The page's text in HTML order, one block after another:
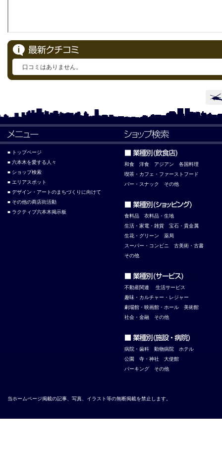
口コミはありません。
■ トップページ
■ 六本木を愛する人々
■ ショップ検索
■ エリアスポット
■ デザイン・アートのまちづくりに向けて
■ その他の商店街活動
■ ラクティブ六本木掲示板
和食 洋食 アジアン
各国料理
喫茶・カフェ・ファーストフード
バー・スナック
その他
食料品
衣料品・生地
生活・家電・雑貨
宝石・貴金属
生花・グリーン
薬局
スーパー・コンビニ
古美術・古書
その他
不動産関連
生活サービス
趣味・カルチャー・レジャー
劇場館・映画館・ホール
美術館
社会・金融
その他
病院・歯科 動物病院
ホテル
公園
寺・神社
大使館
パーキング
その他
当ホームページ掲載の記事、写真、イラスト等の無断掲載を禁止します。